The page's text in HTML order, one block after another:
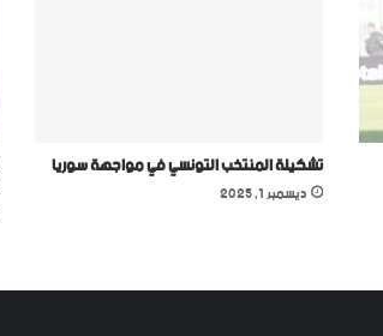
تشكيلة المنتخب التونسي في مواجهة سوريا
ديسمبر 1, 2025